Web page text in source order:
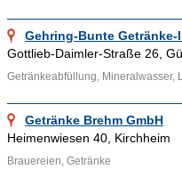
Gehring-Bunte Getränke-
Gottlieb-Daimler-Straße 26,
Getränkeabfüllung, Mineralwasser,
Getränke Brehm GmbH
Heimenwiesen 40, Kirchheim
Brauereien, Getränke